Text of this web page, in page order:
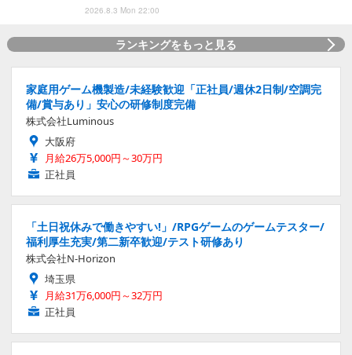
2026.8.3 Mon 22:00
ランキングをもっと見る
家庭用ゲーム機製造/未経験歓迎「正社員/週休2日制/空調完
備/賞与あり」安心の研修制度完備
株式会社Luminous
大阪府
月給26万5,000円～30万円
正社員
「土日祝休みで働きやすい!」/RPGゲームのゲームテスター/
福利厚生充実/第二新卒歓迎/テスト研修あり
株式会社N-Horizon
埼玉県
月給31万6,000円～32万円
正社員